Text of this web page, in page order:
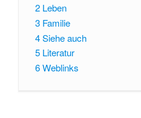
2 Leben
3 Familie
4Siehe auch
5 Literatur
6Weblinks